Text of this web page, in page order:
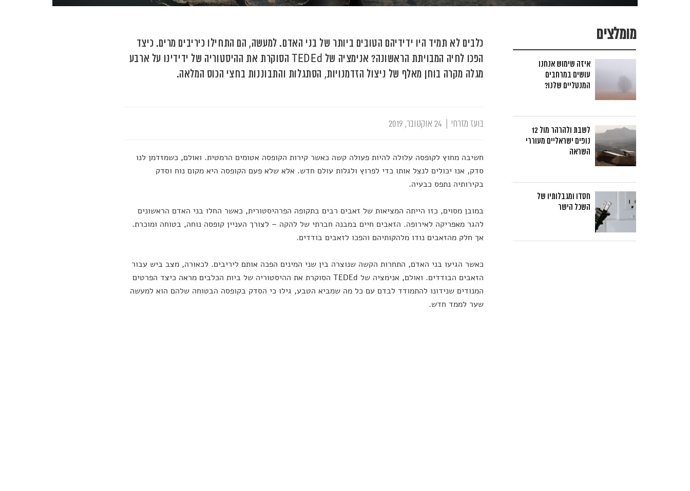
כלבים לא תמיד היו ידידיהם הטובים ביותר של בני האדם. למעשה, הם התחילו כיריבים מרים. כיצד
הפכו לחיה המבויתת הראשונה? אנימציה של TEDEd הסוקרת את ההיסטוריה של ידידינו על ארבע
מגלה מקרה בוחן מאלף של ניצול הזדמנויות, הסתגלות והתבוננות בחצי הכוס המלאה.
בועז מזרחי
חשיבה מחוץ לקופסה עלולה להיות פעולה קשה כאשר קירות הקופסה אטומים הרמטית. ואולם, כשמזדמן לנו
סדק, אנו יכולים לנצל אותו כדי לפרוץ ולגלות עולם חדש. אלא שלא פעם הקופסה היא מקום נוח וסדק
בקירותיה נתפס כבעיה.
במובן מסוים, כזו הייתה המציאות של זאבים רבים בתקופה הפרהיסטורית, כאשר החלו בני האדם הראשונים
להגר מאפריקה לאירופה. הזאבים חיים במבנה חברתי של להקה – לצורך העניין קופסה נוחה, בטוחה ומוכרת.
אך חלק מהזאבים נודו מלהקותיהם והפכו לזאבים בודדים.
כאשר הגיעו בני האדם, התחרות הקשה שנוצרה בין שני המינים הפכה אותם ליריבים. לכאורה, מצב ביש עבור
הזאבים הבודדים. ואולם, אנימציה של TEDEd הסוקרת את ההיסטוריה של ביות הכלבים מראה כיצד הפרטים
המנודים שנידונו להתמודד לבדם עם כל מה שמביא הטבע, גילו כי הסדק בקופסה הבטוחה שלהם הוא למעשה
שער לממד חדש.
מומלצים
איזה שימוש אנחנו
עושים במרחבים
המנטליים שלנו?
לשבת ולהרהר מול 12
נופים ישראליים מעוררי
השראה
חסדו ומגבלותיו של
השכל הישר